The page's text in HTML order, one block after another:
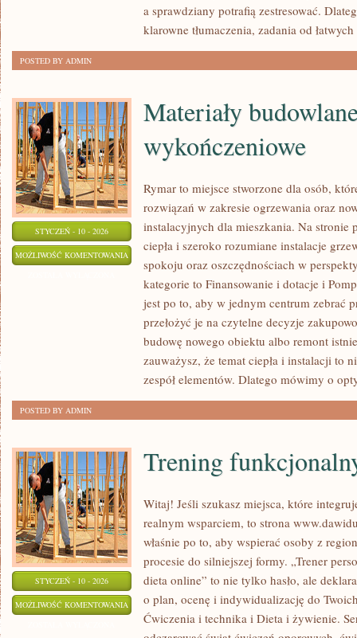
a sprawdziany potrafią zestresować.
klarowne tłumaczenia, zadania od
POSTED BY ADMIN
STYCZEŃ - 10 - 2026
MOŻLIWOŚĆ KOMENTOWANIA MATERIAŁY
BUDOWLANE
WYKOŃCZENIOWE
Materiały
wykończeniowe
Rymar to miejsce stworzone dla osób,
rozwiązań w zakresie ogrzewania oraz
instalacyjnych dla mieszkania. Na stronie
ciepła i szeroko rozumiane instalacje
spokoju oraz oszczędnościach w
kategorie to Finansowanie i dotacje i
jest po to, aby w jednym centrum zebrać
przełożyć je na czytelne decyzje
budowę nowego obiektu albo remont
zauważysz, że temat ciepła i instalacji to
zespół elementów. Dlatego mówimy o
POSTED BY ADMIN
STYCZEŃ - 10 - 2026
MOŻLIWOŚĆ KOMENTOWANIA TRENING
FUNKCJONALNY
Trening
Witaj! Jeśli szukasz miejsca, które
realnym wsparciem, to strona
właśnie po to, aby wspierać osoby z
procesie do silniejszej formy. „Trener
dieta online” to nie tylko hasło, ale
o plan, ocenę i indywidualizację do
Ćwiczenia i technika i Dieta i żywienie.